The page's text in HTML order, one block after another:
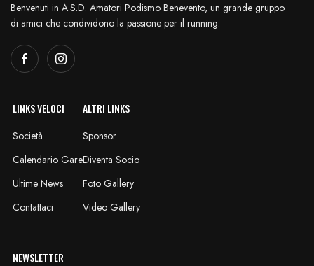
Benvenuti in A.S.D. Amatori Podismo Benevento, un grande gruppo
di amici che condividono la passione per il running.
LINKS VELOCI
Società
Calendario Gare
Ultime News
Contattaci
ALTRI LINKS
Sponsor
Diventa Socio
Foto Gallery
Video Gallery
NEWSLETTER